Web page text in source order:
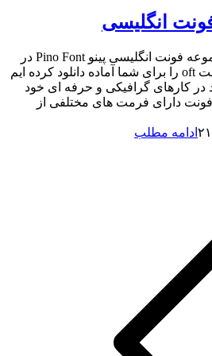
در این پست از پاتوق یو مجموعه فونت انگلیسی پینو Pino Font در
سه استایل مختلف و با فرمت oft را برای شما آماده دانلود کرده ایم
در کارهای گرافیکی و حرفه ای خود
فونت دارای فرمت های مختلفی از
ادامه مطلب